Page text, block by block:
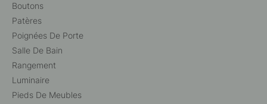
Boutons
Patères
Poignées De Porte
Salle De Bain
Rangement
Luminaire
Pieds De Meubles